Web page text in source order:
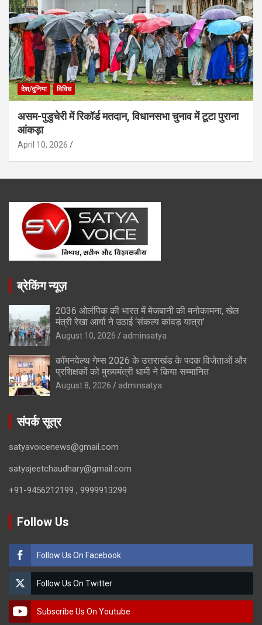
देश/दुनिया विविध
असम-पुडुचेरी में रिकॉर्ड मतदान, विधानसभा चुनाव में टूटा पुराना
आंकड़ा
April 10, 2026
ब्रेकिंग न्यूज़
2036 ओलंपिक की भारत में मेजबानी की मनोकामना, खेल
मंत्री रेखा आर्या ने उठाई ‘संकल्प कांवड़ यात्रा’
August 10, 2026 adminsatya
कॉमनवेल्थ गेम्स 2026 के उत्तराखंड के पदक विजेताओं और
प्रशिक्षकों को मुख्यमंत्री धामी ने किया सम्मानित
August 8, 2026 adminsatya
संपर्क सूत्र
satyavoicenews@gmail.com
satyajeetchaudhary@gmail.com
+91-9456212199 , 9999913299
Follow Us
Follow Us On Facebook
Follow Us On Twitter
Subscribe Us On Youtube